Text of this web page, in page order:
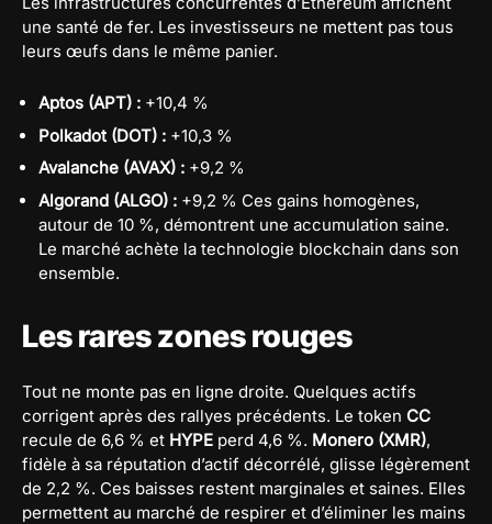
une santé de fer. Les investisseurs ne mettent pas tous
leurs œufs dans le même panier.
Aptos (APT) : +10,4 %
Polkadot (DOT) : +10,3 %
Avalanche (AVAX) : +9,2 %
Algorand (ALGO) : +9,2 % Ces gains homogènes,
autour de 10 %, démontrent une accumulation saine.
Le marché achète la technologie blockchain dans son
ensemble.
Les rares zones rouges
Tout ne monte pas en ligne droite. Quelques actifs
corrigent après des rallyes précédents. Le token CC
recule de 6,6 % et HYPE perd 4,6 %. Monero (XMR),
fidèle à sa réputation d’actif décorrélé, glisse légèrement
de 2,2 %. Ces baisses restent marginales et saines. Elles
permettent au marché de respirer et d’éliminer les mains